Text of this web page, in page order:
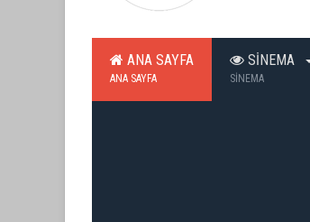
ANA SAYFA
ANA SAYFA
SİNEMA
SİNEMA